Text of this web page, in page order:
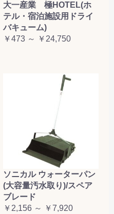
大一産業 極HOTEL(ホ
テル・宿泊施設用ドライ
バキューム)
￥473 ～ ￥24,750
ソニカル ウォーターパン
(大容量汚水取り)/スペア
ブレード
￥2,156 ～ ￥7,920